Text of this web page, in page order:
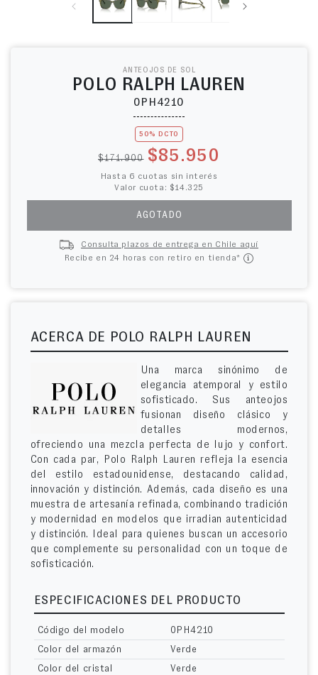
ANTEOJOS DE SOL
POLO RALPH LAUREN
0PH4210
50% DCTO
Precio habitual
$171.900 $85.950
Hasta 6 cuotas sin interés
Valor cuota: $14.325
AGOTADO
Consulta plazos de entrega en Chile aquí
Recibe en 24 horas con retiro en tienda*
ACERCA DE POLO RALPH LAUREN
Una marca sinónimo de
elegancia atemporal y estilo
sofisticado. Sus anteojos
fusionan diseño clásico y
detalles modernos,
ofreciendo una mezcla perfecta de lujo y confort.
Con cada par, Polo Ralph Lauren refleja la esencia
del estilo estadounidense, destacando calidad,
innovación y distinción. Además, cada diseño es una
muestra de artesanía refinada, combinando tradición
y modernidad en modelos que irradian autenticidad
y distinción. Ideal para quienes buscan un accesorio
que complemente su personalidad con un toque de
sofisticación.
ESPECIFICACIONES DEL PRODUCTO
Código del modelo
0PH4210
Color del armazón
Verde
Color del cristal
Verde